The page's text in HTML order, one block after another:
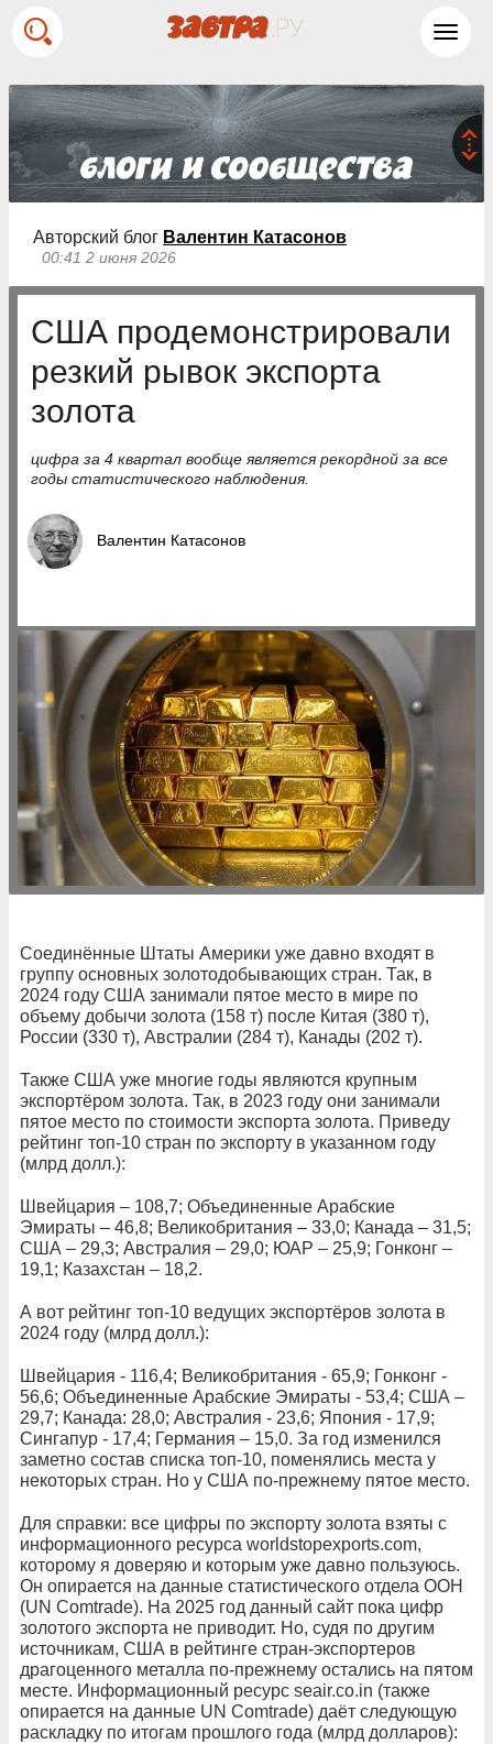
Авторский блог Валентин Катасонов
00:41 2 июня 2026
США продемонстрировали
резкий рывок экспорта
золота
цифра за 4 квартал вообще является рекордной за все
годы статистического наблюдения.
Валентин Катасонов
Соединённые Штаты Америки уже давно входят в
группу основных золотодобывающих стран. Так, в
2024 году США занимали пятое место в мире по
объему добычи золота (158 т) после Китая (380 т),
России (330 т), Австралии (284 т), Канады (202 т).
Также США уже многие годы являются крупным
экспортёром золота. Так, в 2023 году они занимали
пятое место по стоимости экспорта золота. Приведу
рейтинг топ-10 стран по экспорту в указанном году
(млрд долл.):
Швейцария – 108,7; Объединенные Арабские
Эмираты – 46,8; Великобритания – 33,0; Канада – 31,5;
США – 29,3; Австралия – 29,0; ЮАР – 25,9; Гонконг –
19,1; Казахстан – 18,2.
А вот рейтинг топ-10 ведущих экспортёров золота в
2024 году (млрд долл.):
Швейцария - 116,4; Великобритания - 65,9; Гонконг -
56,6; Объединенные Арабские Эмираты - 53,4; США –
29,7; Канада: 28,0; Австралия - 23,6; Япония - 17,9;
Сингапур - 17,4; Германия – 15,0. За год изменился
заметно состав списка топ-10, поменялись места у
некоторых стран. Но у США по-прежнему пятое место.
Для справки: все цифры по экспорту золота взяты с
информационного ресурса worldstopexports.com,
которому я доверяю и которым уже давно пользуюсь.
Он опирается на данные статистического отдела ООН
(UN Comtrade). На 2025 год данный сайт пока цифр
золотого экспорта не приводит. Но, судя по другим
источникам, США в рейтинге стран-экспортеров
драгоценного металла по-прежнему остались на пятом
месте. Информационный ресурс seair.co.in (также
опирается на данные UN Comtrade) даёт следующую
раскладку по итогам прошлого года (млрд долларов):